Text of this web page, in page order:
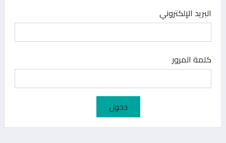
البريد الإلكتروني
كلمة المرور
دخول